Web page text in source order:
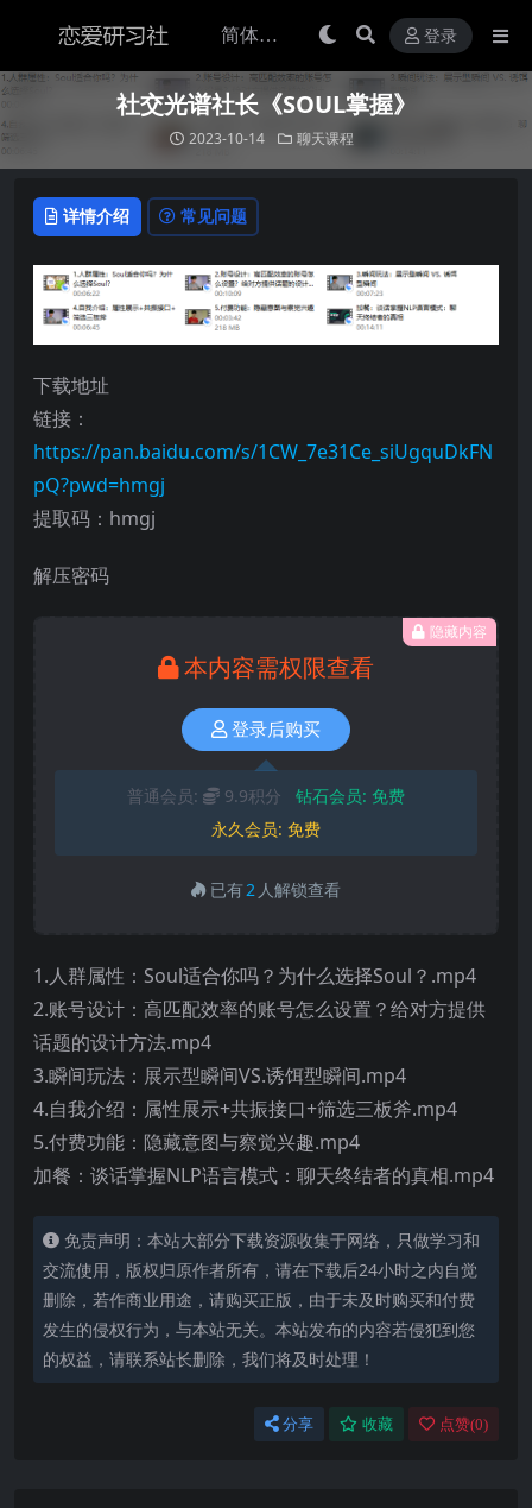
登录
社交光谱社长《SOUL掌握》
2023-10-14 聊天课程
详情介绍 常见问题
下载地址
链接：
https://pan.baidu.com/s/1CW_7e31Ce_siUgquDkFN
pQ?pwd=hmgj
提取码：hmgj
解压密码
隐藏内容
本内容需权限查看
登录后购买
普通会员: 9.9积分 钻石会员: 免费
永久会员: 免费
已有2 人解锁查看
1.人群属性：Soul适合你吗？为什么选择Soul？.mp4
2.账号设计：高匹配效率的账号怎么设置？给对方提供
话题的设计方法.mp4
3.瞬间玩法：展示型瞬间VS.诱饵型瞬间.mp4
4.自我介绍：属性展示+共振接口+筛选三板斧.mp4
5.付费功能：隐藏意图与察觉兴趣.mp4
加餐：谈话掌握NLP语言模式：聊天终结者的真相.mp4
免责声明：本站大部分下载资源收集于网络，只做学习和
交流使用，版权归原作者所有，请在下载后24小时之内自觉
删除，若作商业用途，请购买正版，由于未及时购买和付费
发生的侵权行为，与本站无关。本站发布的内容若侵犯到您
的权益，请联系站长删除，我们将及时处理！
分享 收藏 点赞(0)